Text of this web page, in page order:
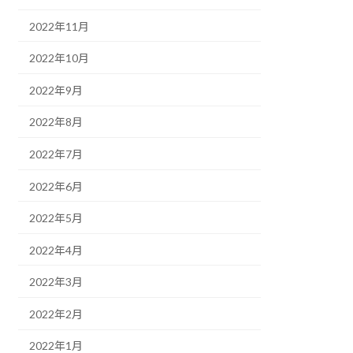
2022年11月
2022年10月
2022年9月
2022年8月
2022年7月
2022年6月
2022年5月
2022年4月
2022年3月
2022年2月
2022年1月